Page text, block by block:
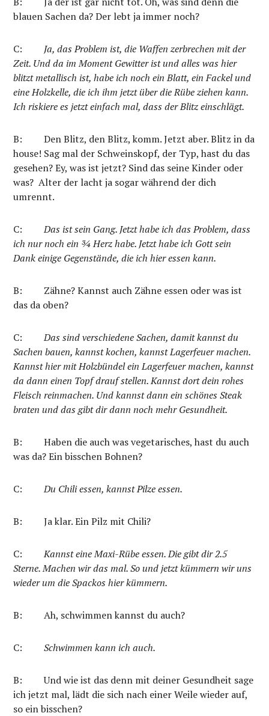
blauen Sachen da? Der lebt ja immer noch?
C:
Ja, das Problem ist, die Waffen zerbrechen mit der
Zeit. Und da im Moment Gewitter ist und alles was hier
blitzt metallisch ist, habe ich noch ein Blatt, ein Fackel und
eine Holzkelle, die ich ihm jetzt über die Rübe ziehen kann.
Ich riskiere es jetzt einfach mal, dass der Blitz einschlägt.
B: Den Blitz, den Blitz, komm. Jetzt aber. Blitz in da
house! Sag mal der Schweinskopf, der Typ, hast du das
gesehen? Ey, was ist jetzt? Sind das seine Kinder oder
was? Alter der lacht ja sogar während der dich
umrennt.
C:
Das ist sein Gang. Jetzt habe ich das Problem, dass
ich nur noch ein ¾ Herz habe. Jetzt habe ich Gott sein
Dank einige Gegenstände, die ich hier essen kann.
B:
Zähne? Kannst auch Zähne essen oder was ist
das da oben?
C:
Das sind verschiedene Sachen, damit kannst du
Sachen bauen, kannst kochen, kannst Lagerfeuer machen.
Kannst hier mit Holzbündel ein Lagerfeuer machen, kannst
da dann einen Topf drauf stellen. Kannst dort dein rohes
Fleisch reinmachen. Und kannst dann ein schönes Steak
braten und das gibt dir dann noch mehr Gesundheit.
B: Haben die auch was vegetarisches, hast du auch
was da? Ein bisschen Bohnen?
C: Du Chili essen, kannst Pilze essen.
B: Ja klar. Ein Pilz mit Chili?
C:
Kannst eine Maxi-Rübe essen. Die gibt dir 2.5
Sterne. Machen wir das mal. So und jetzt kümmern wir uns
wieder um die Spackos hier kümmern.
B: Ah, schwimmen kannst du auch?
C: Schwimmen kann ich auch.
B:
Und wie ist das denn mit deiner Gesundheit sage
ich jetzt mal, lädt die sich nach einer Weile wieder auf,
so ein bisschen?